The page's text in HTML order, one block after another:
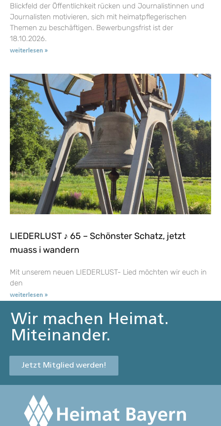
Blickfeld der Öffentlichkeit rücken und Journalistinnen und
Journalisten motivieren, sich mit heimatpflegerischen
Themen zu beschäftigen. Bewerbungsfrist ist der
18.10.2026.
weiterlesen »
LIEDERLUST ♪ 65 – Schönster Schatz, jetzt
muass i wandern
Mit unserem neuen LIEDERLUST- Lied möchten wir euch in
den
weiterlesen »
Wir machen Heimat.
Miteinander.
Jetzt Mitglied werden!